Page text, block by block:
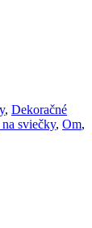
, Dekoračné
sviečky, Om,